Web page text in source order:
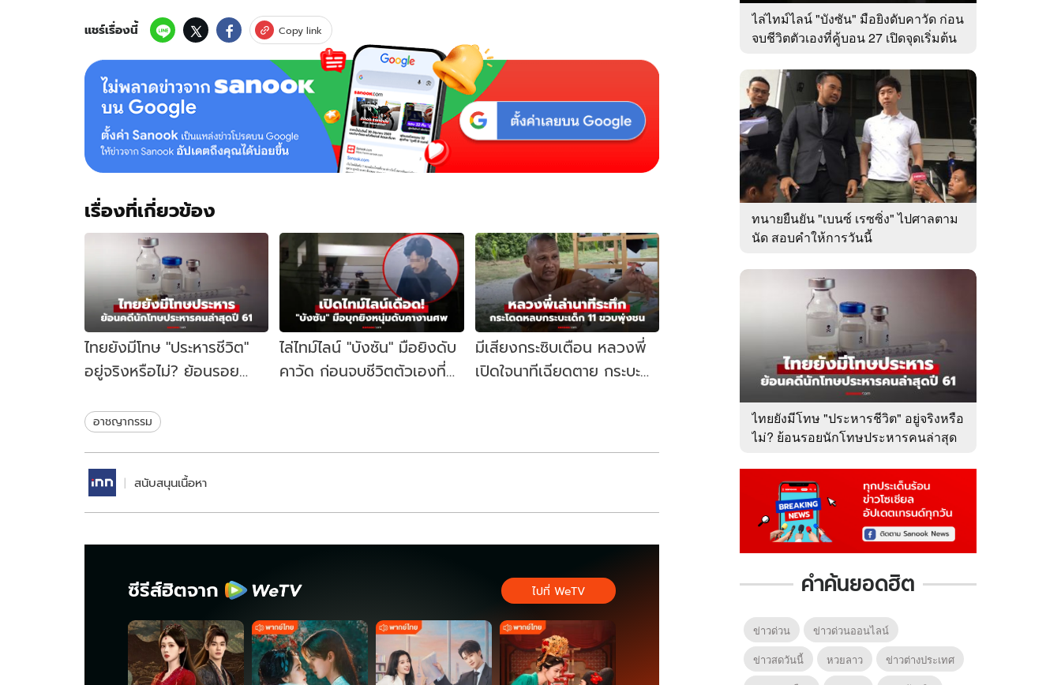
แชร์เรื่องนี้ Copy link
เรื่องที่เกี่ยวข้อง
ไทยยังมีโทษ "ประหารชีวิต"
อยู่จริงหรือไม่? ย้อนรอย
2561
ไล่ไทม์ไลน์ "บังซัน" มือยิงดับ
คาวัด ก่อนจบชีวิตตัวเองที่
มีเสียงกระซิบเตือน หลวงพี่
เปิดใจนาทีเฉียดตาย กระบะ
อาชญากรรม
สนับสนุนเนื้อหา
ซีรีส์ฮิตจาก ไปที่ WeTV
ไล่ไทม์ไลน์ "บังซัน" มือยิงดับคาวัด ก่อน
จบชีวิตตัวเองที่คู้บอน 27 เปิดจุดเริ่มต้น
ทนายยืนยัน "เบนซ์ เรซซิ่ง" ไปศาลตาม
นัด สอบคำให้การวันนี้
ไทยยังมีโทษ "ประหารชีวิต" อยู่จริงหรือ
ไม่? ย้อนรอยนักโทษประหารคนล่าสุด
คำค้นยอดฮิต
ข่าวด่วน
ข่าวด่วนออนไลน์
ข่าวสดวันนี้
หวยลาว
ข่าวต่างประเทศ